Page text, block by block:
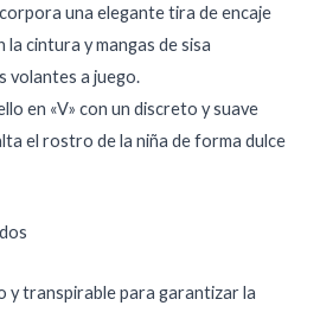
una elegante tira de encaje
cintura y mangas de sisa
volantes a juego.
en «V» con un discreto y suave
el rostro de la niña de forma dulce
y transpirable para garantizar la